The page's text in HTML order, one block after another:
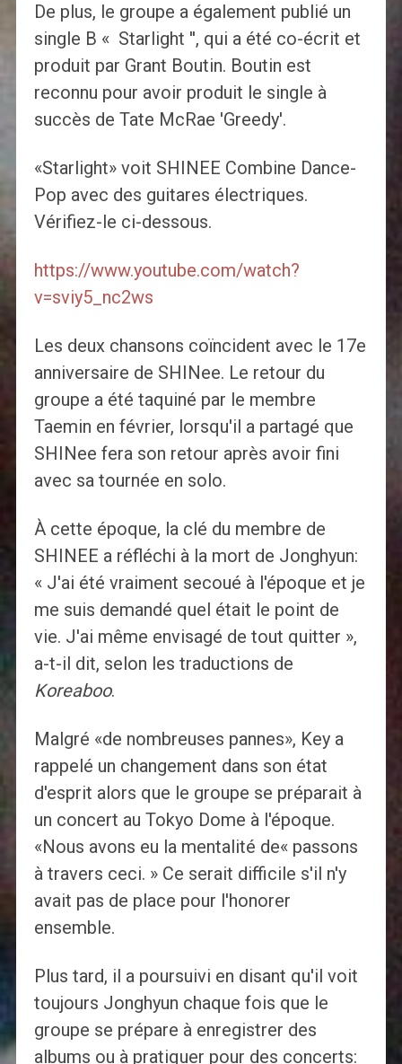
De plus, le groupe a également publié un
single B « Starlight '', qui a été co-écrit et
produit par Grant Boutin. Boutin est
reconnu pour avoir produit le single à
succès de Tate McRae 'Greedy'.
«Starlight» voit SHINEE Combine Dance-
Pop avec des guitares électriques.
Vérifiez-le ci-dessous.
https://www.youtube.com/watch?
v=sviy5_nc2ws
Les deux chansons coïncident avec le 17e
anniversaire de SHINee. Le retour du
groupe a été taquiné par le membre
Taemin en février, lorsqu'il a partagé que
SHINee fera son retour après avoir fini
avec sa tournée en solo.
À cette époque, la clé du membre de
SHINEE a réfléchi à la mort de Jonghyun:
« J'ai été vraiment secoué à l'époque et je
me suis demandé quel était le point de
vie. J'ai même envisagé de tout quitter »,
a-t-il dit, selon les traductions de
Koreaboo.
Malgré «de nombreuses pannes», Key a
rappelé un changement dans son état
d'esprit alors que le groupe se préparait à
un concert au Tokyo Dome à l'époque.
«Nous avons eu la mentalité de« passons
à travers ceci. » Ce serait difficile s'il n'y
avait pas de place pour l'honorer
ensemble.
Plus tard, il a poursuivi en disant qu'il voit
toujours Jonghyun chaque fois que le
groupe se prépare à enregistrer des
albums ou à pratiquer pour des concerts: